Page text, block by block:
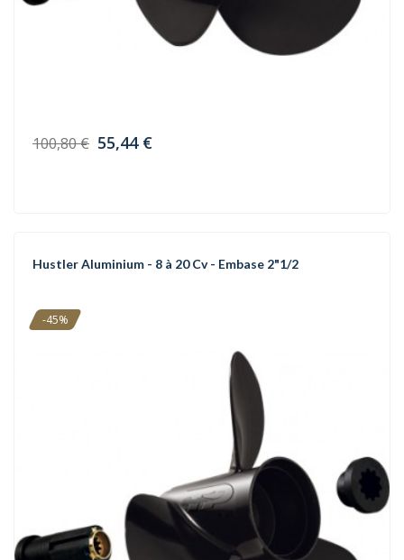
100,80 € 55,44 €
Hustler Aluminium - 8 à 20 Cv - Embase 2"1/2
-45%